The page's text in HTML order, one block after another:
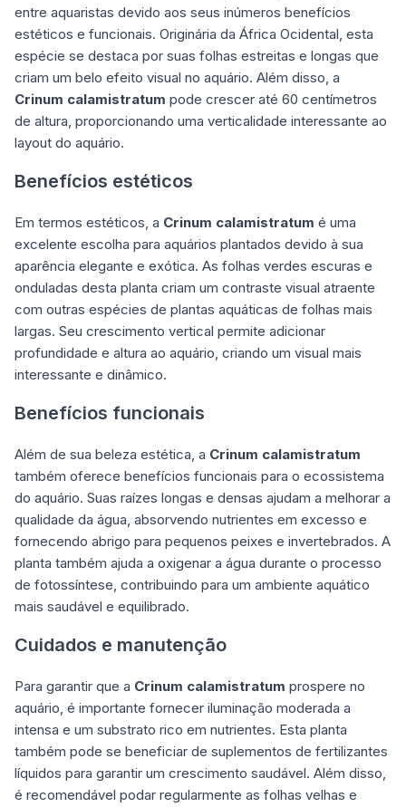
entre aquaristas devido aos seus inúmeros benefícios
estéticos e funcionais. Originária da África Ocidental, esta
espécie se destaca por suas folhas estreitas e longas que
criam um belo efeito visual no aquário. Além disso, a
Crinum calamistratum pode crescer até 60 centímetros
de altura, proporcionando uma verticalidade interessante ao
layout do aquário.
Benefícios estéticos
Em termos estéticos, a Crinum calamistratum é uma
excelente escolha para aquários plantados devido à sua
aparência elegante e exótica. As folhas verdes escuras e
onduladas desta planta criam um contraste visual atraente
com outras espécies de plantas aquáticas de folhas mais
largas. Seu crescimento vertical permite adicionar
profundidade e altura ao aquário, criando um visual mais
interessante e dinâmico.
Benefícios funcionais
Além de sua beleza estética, a Crinum calamistratum
também oferece benefícios funcionais para o ecossistema
do aquário. Suas raízes longas e densas ajudam a melhorar a
qualidade da água, absorvendo nutrientes em excesso e
fornecendo abrigo para pequenos peixes e invertebrados. A
planta também ajuda a oxigenar a água durante o processo
de fotossíntese, contribuindo para um ambiente aquático
mais saudável e equilibrado.
Cuidados e manutenção
Para garantir que a Crinum calamistratum prospere no
aquário, é importante fornecer iluminação moderada a
intensa e um substrato rico em nutrientes. Esta planta
também pode se beneficiar de suplementos de fertilizantes
líquidos para garantir um crescimento saudável. Além disso,
é recomendável podar regularmente as folhas velhas e